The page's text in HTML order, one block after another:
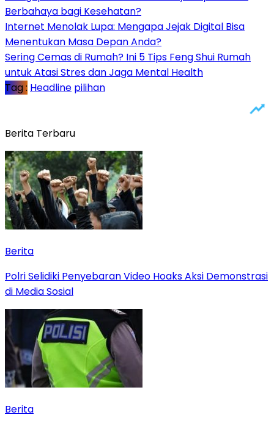
Berbahaya bagi Kesehatan?
Internet Menolak Lupa: Mengapa Jejak Digital Bisa
Menentukan Masa Depan Anda?
Sering Cemas di Rumah? Ini 5 Tips Feng Shui Rumah
untuk Atasi Stres dan Jaga Mental Health
Tag : Headline pilihan
Berita Terbaru
Berita
Polri Selidiki Penyebaran Video Hoaks Aksi Demonstrasi
di Media Sosial
Berita